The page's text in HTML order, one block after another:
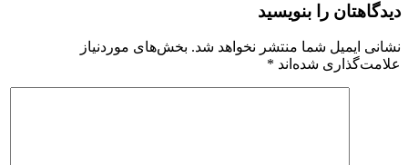
دیدگاهتان را بنویسید
نشانی ایمیل شما منتشر نخواهد شد. بخش‌های موردنیاز
علامت‌گذاری شده‌اند *